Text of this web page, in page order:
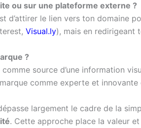
ou sur une plateforme externe ?
d’attirer le lien vers ton domaine
Visual.ly), mais en redirigeant
?
source d’une information
comme experte et
largement le cadre de la
. Cette approche place la valeur